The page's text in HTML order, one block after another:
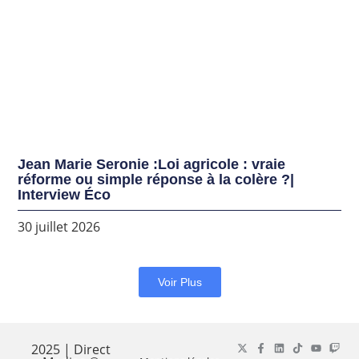
Jean Marie Seronie :Loi agricole : vraie
réforme ou simple réponse à la colère ?|
Interview Éco
30 juillet 2026
Voir Plus
2025 | Direct